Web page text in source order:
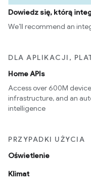
Dowiedz się, którą
We’ll recommend an
DLA APLIKACJI,
Home APIs
Access over 600M
infrastructure, and an
intelligence
PRZYPADKI UŻYCIA
Oświetlenie
Klimat